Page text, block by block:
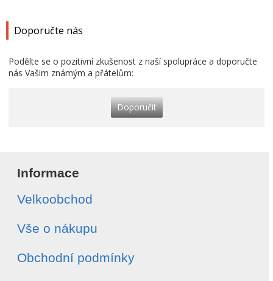
Doporučte nás
Podělte se o pozitivní zkušenost z naší spolupráce a doporučte
nás Vašim známým a přátelům:
Doporučit
Informace
Velkoobchod
Vše o nákupu
Obchodní podmínky